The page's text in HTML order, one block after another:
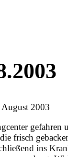
2003
gefahren
frisch
ins